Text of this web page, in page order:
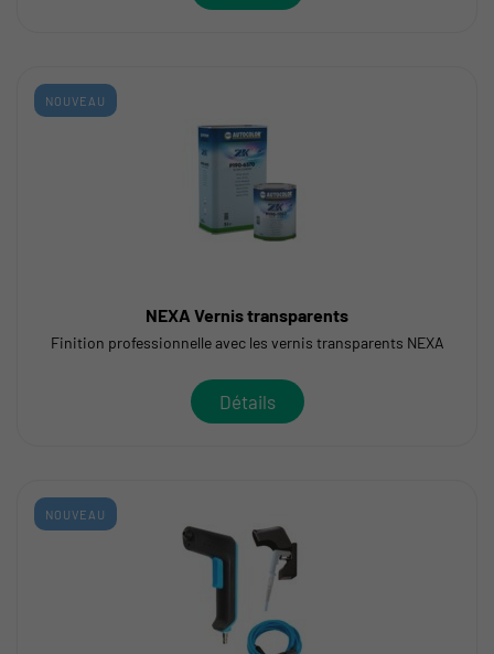
NOUVEAU
NEXA Vernis transparents
Finition professionnelle avec les vernis transparents NEXA
Détails
NOUVEAU